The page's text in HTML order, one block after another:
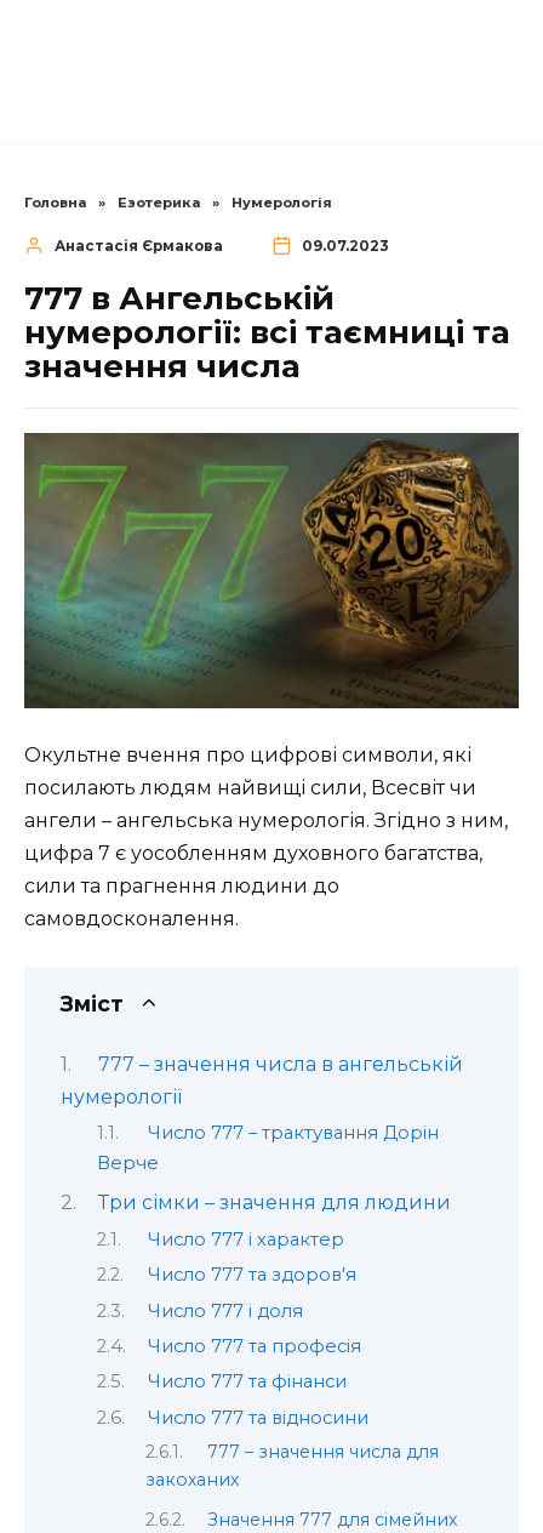
Головна » Езотерика » Нумерологія
Анастасія Єрмакова 09.07.2023
777 в Ангельській
нумерології: всі таємниці та
значення числа
Окультне вчення про цифрові символи, які
посилають людям найвищі сили, Всесвіт чи
ангели – ангельська нумерологія. Згідно з ним,
цифра 7 є уособленням духовного багатства,
сили та прагнення людини до
самовдосконалення.
Зміст
777 – значення числа в ангельській
нумерології
Число 777 – трактування Дорін
Верче
Три сімки – значення для людини
Число 777 і характер
Число 777 та здоров'я
Число 777 і доля
Число 777 та професія
Число 777 та фінанси
Число 777 та відносини
777 – значення числа для
закоханих
Значення 777 для сімейних